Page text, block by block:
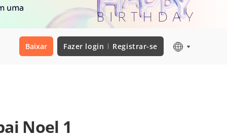
uma
Baixar Fazer login Registrar-se
Noel 1